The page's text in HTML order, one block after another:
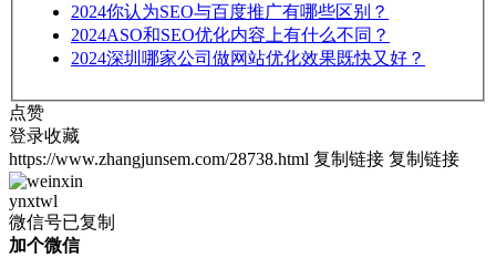
2024你认为SEO与百度推广有哪些区别？
2024ASO和SEO优化内容上有什么不同？
2024深圳哪家公司做网站优化效果既快又好？
点赞
登录收藏
https://www.zhangjunsem.com/28738.html 复制链接 复制链接
ynxtwl
微信号已复制
加个微信